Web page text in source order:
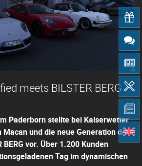
meets BILSTER BERG
Paderborn stellte bei Kaiserwetter
und die neue Generation des
BERG vor. Über 1.200 Kunden
Tag im dynamischen